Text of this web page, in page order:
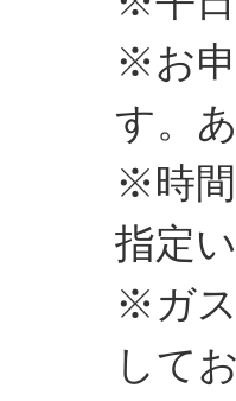
※お
す。
※時
指定
※ガ
して